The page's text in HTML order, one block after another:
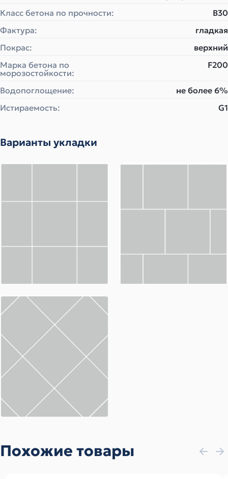
Класс бетона по прочности:
B30
Фактура:
гладкая
Покрас:
верхний
Марка бетона по
морозостойкости:
F200
Водопоглощение:
не более 6%
Истираемость:
G1
Варианты укладки
Похожие товары